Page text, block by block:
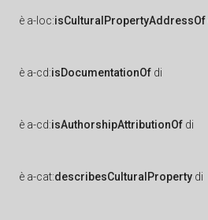
è a-loc:isCulturalPropertyAddressOf
è a-cd:isDocumentationOf di
è a-cd:isAuthorshipAttributionOf di
è a-cat:describesCulturalProperty di